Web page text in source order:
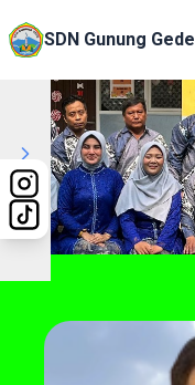
SDN Gunung Gede
Previous
Next